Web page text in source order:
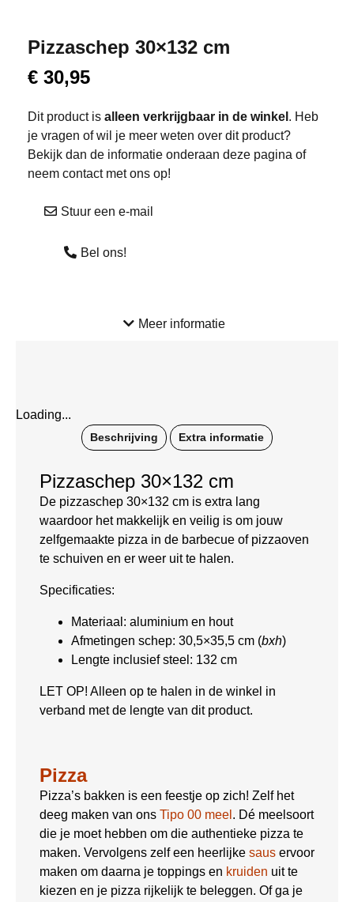
Pizzaschep 30×132 cm
€ 30,95
Dit product is alleen verkrijgbaar in de winkel . Heb
je vragen of wil je meer weten over dit product?
Bekijk dan de informatie onderaan deze pagina of
neem contact met ons op!
Stuur een e-mail
Bel ons!
Meer informatie
Loading...
Beschrijving Extra informatie
Pizzaschep 30×132 cm
De pizzaschep 30×132 cm is extra lang
waardoor het makkelijk en veilig is om jouw
zelfgemaakte pizza in de barbecue of pizzaoven
te schuiven en er weer uit te halen.
Specificaties:
Materiaal: aluminium en hout
Afmetingen schep: 30,5×35,5 cm (bxh)
Lengte inclusief steel: 132 cm
LET OP! Alleen op te halen in de winkel in
verband met de lengte van dit product.
Pizza
Pizza’s bakken is een feestje op zich! Zelf het
deeg maken van ons Tipo 00 meel . Dé meelsoort
die je moet hebben om die authentieke pizza te
maken. Vervolgens zelf een heerlijke saus ervoor
maken om daarna je toppings en kruiden uit te
kiezen en je pizza rijkelijk te beleggen. Of ga je